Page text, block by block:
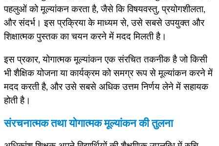
पहलुओं को मूल्यांकन करता है, जैसे कि विषयवस्तु, प्रयोगशीलता,
और संदर्भ। इस प्रक्रिया के माध्यम से, उसे सबसे उपयुक्त और
शिक्षात्मक पुस्तक का चयन करने में मदद मिलती है।
इस प्रकार, योगात्मक मूल्यांकन एक संरचित तकनीक है जो किसी
भी शैक्षिक योजना या कार्यक्रम को समग्र रूप से मूल्यांकन करने में
मदद करती है, और उसे सबसे अधिक उत्तम निर्णय लेने में सहायक
होती है।
संरचनात्मक तथा योगात्मक मूल्यांकन की तुलना